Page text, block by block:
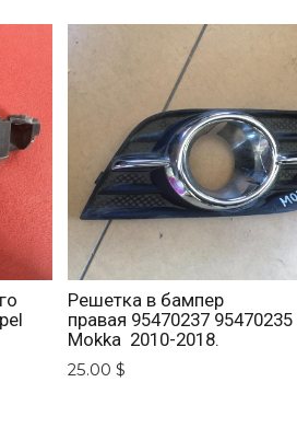
Решетка в бампер
правая 95470237 95470235
Mokka 2010-2018.
25.00 $